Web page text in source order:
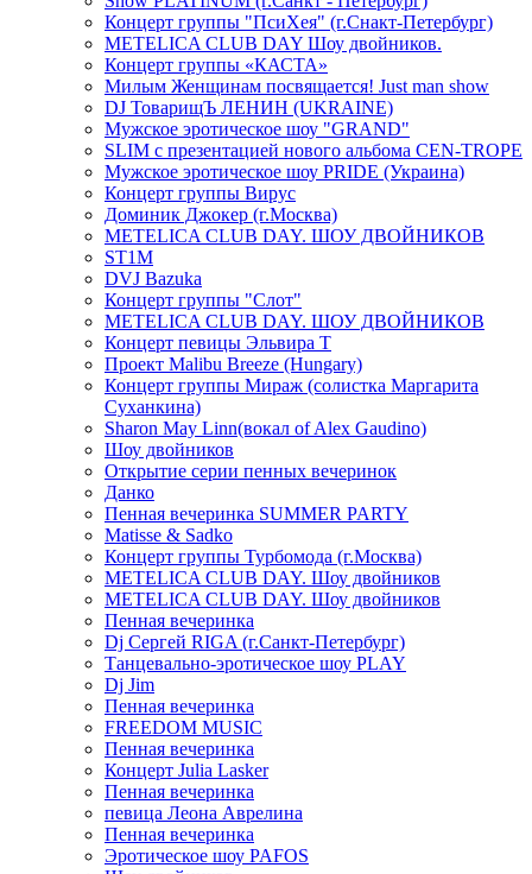
Концерт группы "ПсиХея" (г.Снакт-Петербург)
METELICA CLUB DAY Шоу двойников.
Концерт группы «КАСТА»
Милым Женщинам посвящается! Just man show
DJ ТоварищЪ ЛЕНИН (UKRAINE)
Мужское эротическое шоу "GRAND"
SLIM с презентацией нового альбома CEN-TROPE
Мужское эротическое шоу PRIDE (Украина)
Концерт группы Вирус
Доминик Джокер (г.Москва)
METELICA CLUB DAY. ШОУ ДВОЙНИКОВ
ST1M
DVJ Bazuka
Концерт группы "Слот"
METELICA CLUB DAY. ШОУ ДВОЙНИКОВ
Концерт певицы Эльвира Т
Проект Malibu Breeze (Hungary)
Концерт группы Мираж (солистка Маргарита
Суханкина)
Sharon May Linn(вокал of Alex Gaudino)
Шоу двойников
Открытие серии пенных вечеринок
Данко
Пенная вечеринка SUMMER PARTY
Matisse & Sadko
Концерт группы Турбомода (г.Москва)
METELICA CLUB DAY. Шоу двойников
METELICA CLUB DAY. Шоу двойников
Пенная вечеринка
Dj Сергей RIGA (г.Санкт-Петербург)
Танцевально-эротическое шоу PLAY
Dj Jim
Пенная вечеринка
FREEDOM MUSIC
Пенная вечеринка
Концерт Julia Lasker
Пенная вечеринка
певица Леона Аврелина
Пенная вечеринка
Эротическое шоу PAFOS